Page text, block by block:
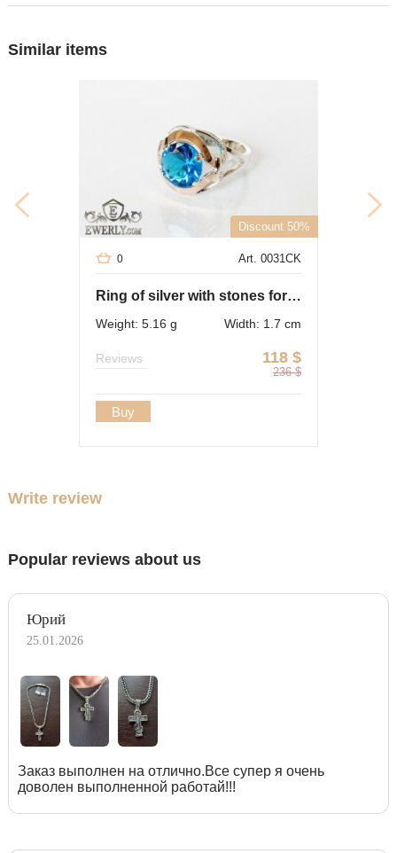
Similar items
Discount 50%
Art. 0031CK
0
Ring of silver with stones for women
Weight: 5.16 g Width: 1.7 cm
118 $
236 $
Reviews
Buy
Write review
Popular reviews about us
Юрий
25.01.2026
Заказ выполнен на отлично.Все супер я очень
доволен выполненной работай!!!